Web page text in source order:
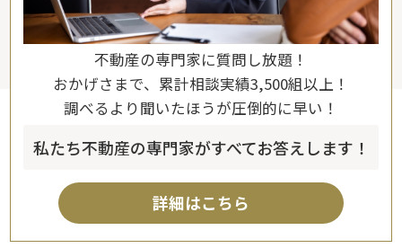
不動産の専門家に質問し放題！
おかげさまで、累計相談実績3,500組以上！
調べるより聞いたほうが圧倒的に早い！
私たち不動産の専門家がすべてお答えします！
詳細はこちら